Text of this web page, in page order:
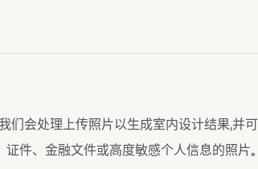
们会处理上传照片以生成室内设计结果，并
件、金融文件或高度敏感个人信息的照片。